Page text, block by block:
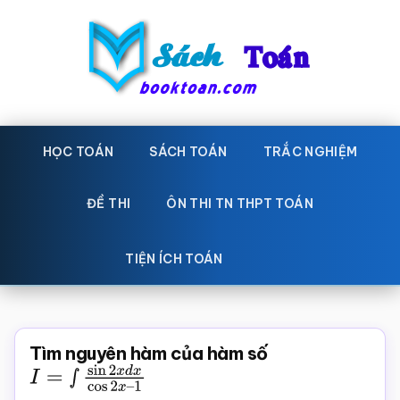
Sách
Toán
toán
Học
toán,
giáo
Toán,
trắc
HỌC TOÁN SÁCH TOÁN TRẮC NGHIỆM
ĐỀ THI ÔN THI TN THPT TOÁN
TIỆN ÍCH TOÁN
Tìm nguyên hàm của hàm số
I= ∫sin 2 xdxcos